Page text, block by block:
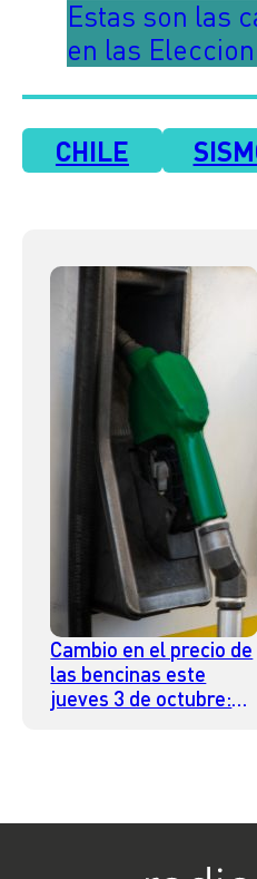
Estas son las
en las
CHILE
Cambio en el precio de
las bencinas este
jueves 3 de octubre: